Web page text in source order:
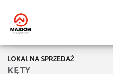
KĘTY
LOKAL NA SPRZEDAŻ